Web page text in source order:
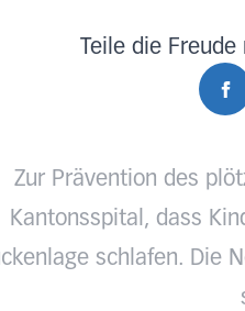
Teile die
Zur Prävention des
Kantonsspital, dass
schlafen. Die